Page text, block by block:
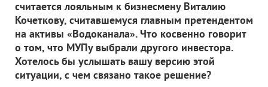
считается лояльным к бизнесмену Виталию
Кочеткову, считавшемуся главным претендентом
на активы «Водоканала». Что косвенно говорит
о том, что МУПу выбрали другого инвестора.
Хотелось бы услышать вашу версию этой
ситуации, с чем связано такое решение?